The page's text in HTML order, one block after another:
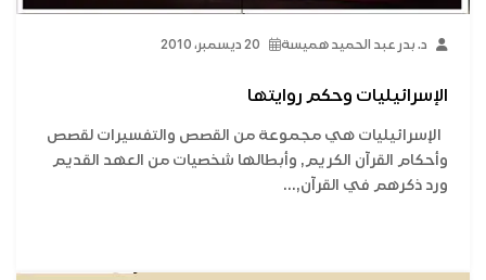
د. بدر عبد الحميد هميسة 20 ديسمبر، 2010
الإسرائيليات وحكم روايتها
الإسرائيليات هي مجموعة من القصص والتفسيرات لقصص
وأحكام القرآن الكريم, وأبطالها شخصيات من العهد القديم
ورد ذكرهم في القرآن,...